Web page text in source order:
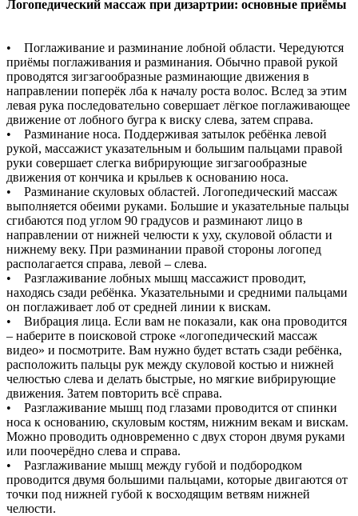
Логопедический массаж при дизартрии: основные приёмы
• Поглаживание и разминание лобной области. Чередуются
приёмы поглаживания и разминания. Обычно правой рукой
проводятся зигзагообразные разминающие движения в
направлении поперёк лба к началу роста волос. Вслед за этим
левая рука последовательно совершает лёгкое поглаживающее
движение от лобного бугра к виску слева, затем справа.
• Разминание носа. Поддерживая затылок ребёнка левой
рукой, массажист указательным и большим пальцами правой
руки совершает слегка вибрирующие зигзагообразные
движения от кончика и крыльев к основанию носа.
• Разминание скуловых областей. Логопедический массаж
выполняется обеими руками. Большие и указательные пальцы
сгибаются под углом 90 градусов и разминают лицо в
направлении от нижней челюсти к уху, скуловой области и
нижнему веку. При разминании правой стороны логопед
располагается справа, левой – слева.
• Разглаживание лобных мышц массажист проводит,
находясь сзади ребёнка. Указательными и средними пальцами
он поглаживает лоб от средней линии к вискам.
• Вибрация лица. Если вам не показали, как она проводится
– наберите в поисковой строке «логопедический массаж
видео» и посмотрите. Вам нужно будет встать сзади ребёнка,
расположить пальцы рук между скуловой костью и нижней
челюстью слева и делать быстрые, но мягкие вибрирующие
движения. Затем повторить всё справа.
• Разглаживание мышц под глазами проводится от спинки
носа к основанию, скуловым костям, нижним векам и вискам.
Можно проводить одновременно с двух сторон двумя руками
или поочерёдно слева и справа.
• Разглаживание мышц между губой и подбородком
проводится двумя большими пальцами, которые двигаются от
точки под нижней губой к восходящим ветвям нижней
челюсти.